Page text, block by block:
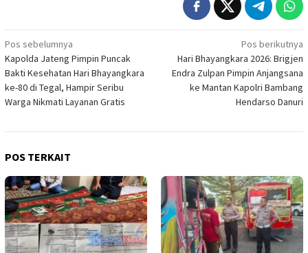
Navigasi
pos
Pos sebelumnya
Kapolda Jateng Pimpin Puncak
Bakti Kesehatan Hari Bhayangkara
ke-80 di Tegal, Hampir Seribu
Warga Nikmati Layanan Gratis
Pos berikutnya
Hari Bhayangkara 2026: Brigjen
Endra Zulpan Pimpin Anjangsana
ke Mantan Kapolri Bambang
Hendarso Danuri
POS TERKAIT